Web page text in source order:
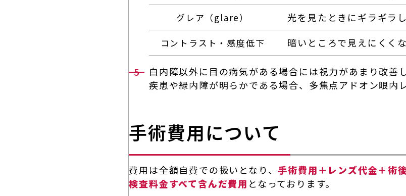
グレア（glare） 光を見たときにギラギラ
コントラスト・感度低下 暗いところで見えにくく
白内障以外に目の病気がある場合には視力があまり改善
疾患や緑内障が明らかである場合、多焦点アドオン眼内
手術費用について
費用は全額自費での扱いとなり、 手術費用＋レンズ代金＋術
検査料金すべて含んだ費用 となっております。